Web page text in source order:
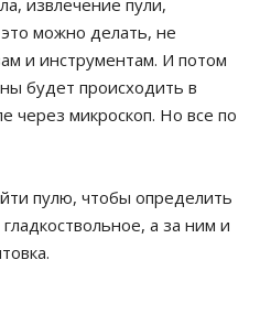
можно делать, не
и инструментам. И потом
будет происходить в
через микроскоп. Но все по
пулю, чтобы определить
а за ним и